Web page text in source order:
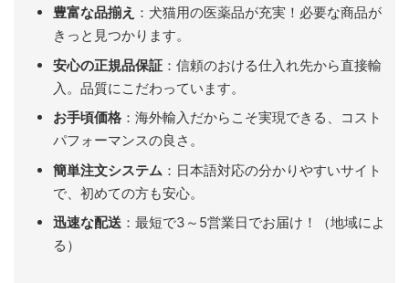
豊富な品揃え ：犬猫用の医薬品が充実！必要な商品が
きっと見つかります。
安心の正規品保証 ：信頼のおける仕入れ先から直接輸
入。品質にこだわっています。
お手頃価格 ：海外輸入だからこそ実現できる、コスト
パフォーマンスの良さ。
簡単注文システム ：日本語対応の分かりやすいサイト
で、初めての方も安心。
迅速な配送 ：最短で3～5営業日でお届け！（地域によ
る）